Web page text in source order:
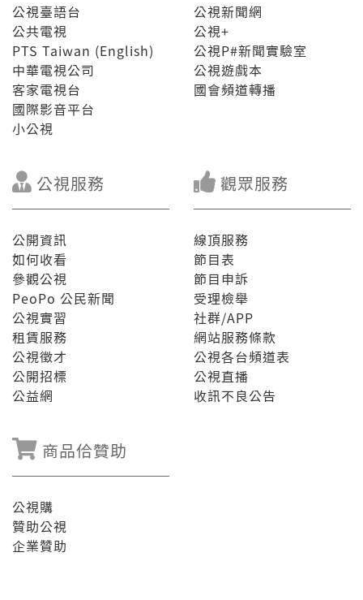
公視臺語台
公共電視
PTS Taiwan (English)
中華電視公司
客家電視台
國際影音平台
小公視
公視新聞網
公視+
公視P#新聞實驗室
公視遊戲本
國會頻道轉播
公視服務
公開資訊
如何收看
參觀公視
PeoPo 公民新聞
公視實習
租賃服務
公視徵才
公開招標
公益網
觀眾服務
線頂服務
節目表
節目申訴
受理檢舉
社群/APP
網站服務條款
公視各台頻道表
公視直播
收訊不良公告
商品佮贊助
公視購
贊助公視
企業贊助